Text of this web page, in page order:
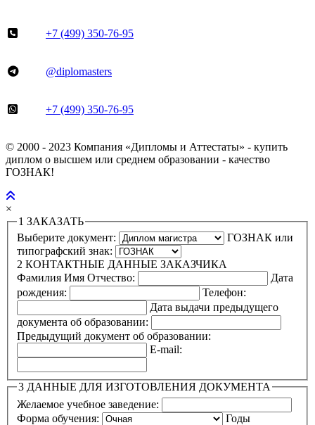
+7 (499) 350-76-95
@diplomasters
+7 (499) 350-76-95
© 2000 - 2023 Компания «Дипломы и Аттестаты» - купить
диплом о высшем или среднем образовании - качество
ГОЗНАК!
×
1 ЗАКАЗАТЬ
Выберите документ:
ГОЗНАК или
типографский знак:
2 КОНТАКТНЫЕ ДАННЫЕ ЗАКАЗЧИКА
Фамилия Имя Отчество:
Дата
рождения:
Телефон:
Дата выдачи предыдущего
документа об образовании:
Предыдущий документ об образовании:
E-mail:
3 ДАННЫЕ ДЛЯ ИЗГОТОВЛЕНИЯ ДОКУМЕНТА
Желаемое учебное заведение:
Форма обучения:
Годы